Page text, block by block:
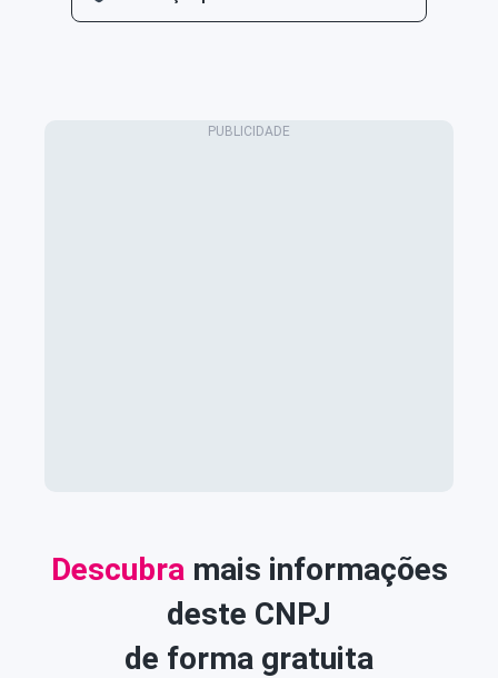
Descubra mais informações
deste CNPJ
de forma gratuita